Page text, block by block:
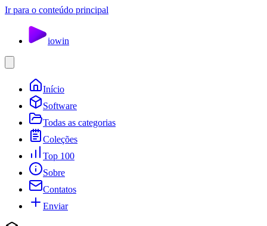
Ir para o conteúdo principal
iowin
Início
Software
Todas as categorias
Coleções
Top 100
Sobre
Contatos
Enviar